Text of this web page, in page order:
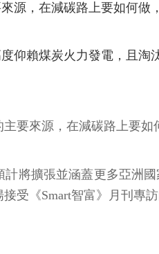
源，在減碳路上要如何
仰賴煤炭火力發電，且
要來源，在減碳路上要
將擴張並涵蓋更多亞洲
受《Smart智富》月刊專訪